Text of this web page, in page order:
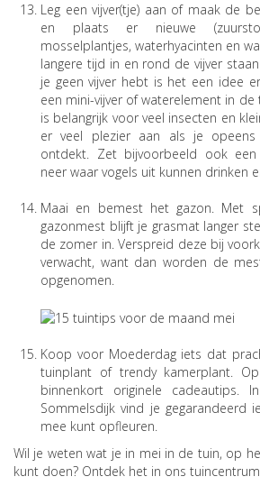
Leg een vijver(tje) aan of maak de
en plaats er nieuwe
mosselplantjes, waterhyacinten en
langere tijd in en rond de vijver
je geen vijver hebt is het een idee
een mini-vijver of waterelement in
is belangrijk voor veel insecten en
er veel plezier aan als je
ontdekt. Zet bijvoorbeeld ook een
neer waar vogels uit kunnen drinken
Maai en bemest het gazon. Met
gazonmest blijft je grasmat langer
de zomer in. Verspreid deze bij
verwacht, want dan worden de
opgenomen.
Koop voor Moederdag iets dat
tuinplant of trendy kamerplant.
binnenkort originele cadeautips.
Sommelsdijk vind je gegarandeerd
mee kunt opfleuren.
Wil je weten wat je in mei in de tuin, op
kunt doen? Ontdek het in ons